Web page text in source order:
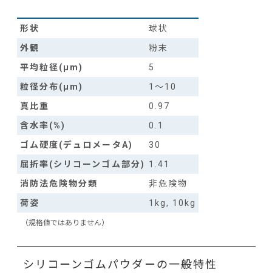
形状
球状
外観
粉末
平均粒径(µm)
5
粒径分布(µm)
1～10
真比重
0.97
含水率(%)
0.1
ゴム硬度(デュロメータA)
30
屈折率(シリコーンゴム部分)
1.41
消防法危険物分類
非危険物
荷姿
1kg, 10kg
（規格値ではありません）
シリコーンゴムパウダーの一般特性